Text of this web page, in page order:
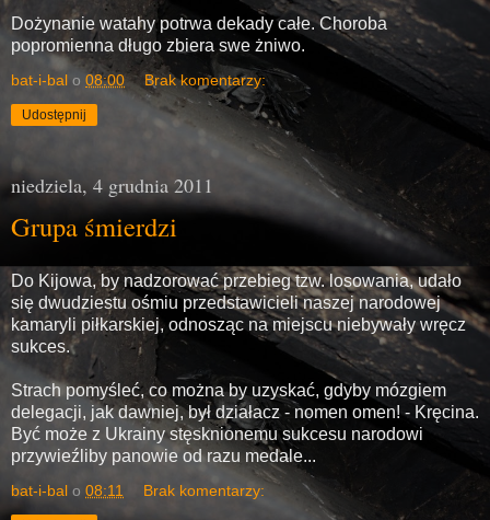
Dożynanie watahy potrwa dekady całe. Choroba
popromienna długo zbiera swe żniwo.
bat-i-bal o 08:00 Brak komentarzy:
Udostępnij
niedziela, 4 grudnia 2011
Grupa śmierdzi
Do Kijowa, by nadzorować przebieg tzw. losowania, udało
się dwudziestu ośmiu przedstawicieli naszej narodowej
kamaryli piłkarskiej, odnosząc na miejscu niebywały wręcz
sukces.
Strach pomyśleć, co można by uzyskać, gdyby mózgiem
delegacji, jak dawniej, był działacz - nomen omen! - Kręcina.
Być może z Ukrainy stęsknionemu sukcesu narodowi
przywieźliby panowie od razu medale...
bat-i-bal o 08:11 Brak komentarzy: